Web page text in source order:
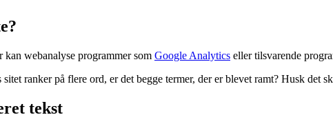
webanalyse programmer som Google Analytics eller tilsvarende
ranker på flere ord, er det begge termer, der er blevet ramt? Husk det
tekst